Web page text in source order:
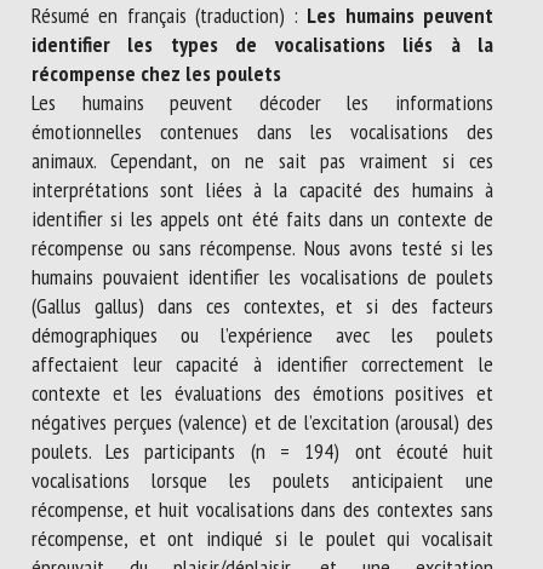
Résumé en français (traduction) : Les humains peuvent
identifier les types de vocalisations liés à la
récompense chez les poulets
Les humains peuvent décoder les informations
émotionnelles contenues dans les vocalisations des
animaux. Cependant, on ne sait pas vraiment si ces
interprétations sont liées à la capacité des humains à
identifier si les appels ont été faits dans un contexte de
récompense ou sans récompense. Nous avons testé si les
humains pouvaient identifier les vocalisations de poulets
(Gallus gallus) dans ces contextes, et si des facteurs
démographiques ou l’expérience avec les poulets
affectaient leur capacité à identifier correctement le
contexte et les évaluations des émotions positives et
négatives perçues (valence) et de l’excitation (arousal) des
poulets. Les participants (n = 194) ont écouté huit
vocalisations lorsque les poulets anticipaient une
récompense, et huit vocalisations dans des contextes sans
récompense, et ont indiqué si le poulet qui vocalisait
Prénom *
Organisme *
E-mail *
En soumettant ce formulaire, j'accepte que les
informations saisies soient utilisées dans le cadre de la
relation avec le CNR BEA. *
Les champs suivis de * sont obligatoires